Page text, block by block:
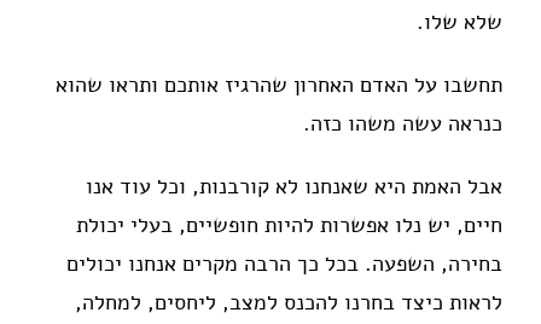
שלא שלו.
תחשבו על האדם האחרון שהרגיז אותכם ותראו שהוא
כנראה עשה משהו כזה.
אבל האמת היא שאנחנו לא קורבנות, וכל עוד אנו
חיים, יש נלו אפשרות להיות חופשיים, בעלי יכולת
בחירה, השפעה. בכל כך הרבה מקרים אנחנו יכולים
לראות כיצד בחרנו להכנס למצב, ליחסים, למחלה,